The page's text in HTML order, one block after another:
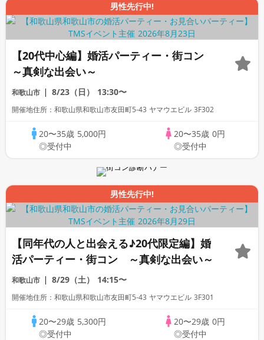
男性先行中!
【20代中心編】婚活パーティー・街コン
～真剣な出会い～
和歌山市 8/23（日） 13:30〜
開催地住所：和歌山県和歌山市友田町5-43 ヤマウエビル 3F302
20〜35歳 5,000円
◎受付中
20〜35歳 0円
◎受付中
男性先行中!
【同年代の人と出会える♪20代限定編】婚
活パーティー・街コン ～真剣な出会い～
和歌山市 8/29（土） 14:15〜
開催地住所：和歌山県和歌山市友田町5-43 ヤマウエビル 3F301
20〜29歳 5,300円
◎受付中
20〜29歳 0円
◎受付中